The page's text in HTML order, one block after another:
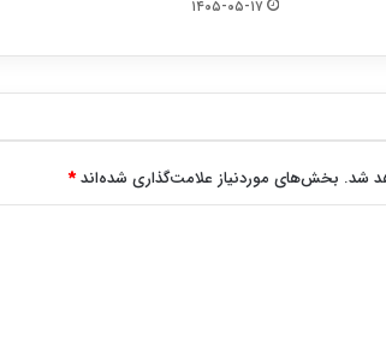
۱۴۰۵-۰۵-۱۷
شد. بخش‌های موردنیاز علامت‌گذاری شده‌اند*